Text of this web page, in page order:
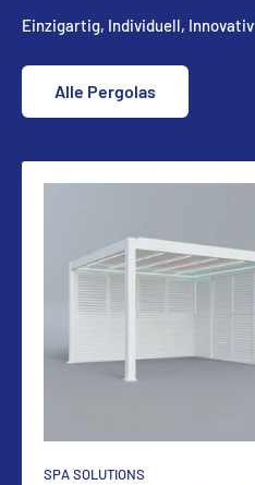
Einzigartig, Individuell, Innovativ
Alle Pergolas
SPA SOLUTIONS